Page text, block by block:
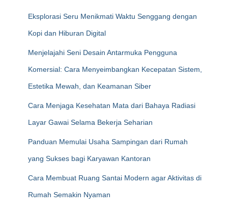
Eksplorasi Seru Menikmati Waktu Senggang dengan
Kopi dan Hiburan Digital
Menjelajahi Seni Desain Antarmuka Pengguna
Komersial: Cara Menyeimbangkan Kecepatan Sistem,
Estetika Mewah, dan Keamanan Siber
Cara Menjaga Kesehatan Mata dari Bahaya Radiasi
Layar Gawai Selama Bekerja Seharian
Panduan Memulai Usaha Sampingan dari Rumah
yang Sukses bagi Karyawan Kantoran
Cara Membuat Ruang Santai Modern agar Aktivitas di
Rumah Semakin Nyaman